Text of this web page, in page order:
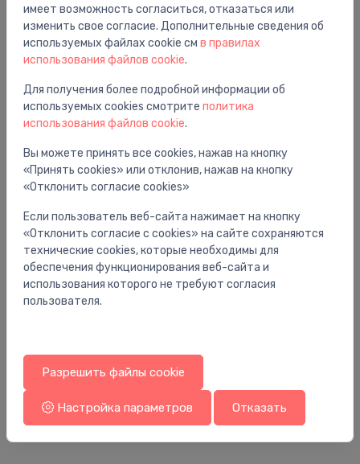
adapters kapara caurulei 15mm, 3/4`, hroms
Вам также может понравиться
Аксессуары для радиаторных клапанов
TWA-Q termo aktuators NC, 230V, AB-QM
pievienojums
42.96 €
имеет возможность согласиться, отказаться или
изменить свое согласие. Дополнительные сведения об
используемых файлах cookie см в правилах
использования файлов cookie.
Для получения более подробной информации об
используемых cookies смотрите политика
использования файлов cookie.
Вы можете принять все cookies, нажав на кнопку
«Принять cookies» или отклонив, нажав на кнопку
«Отклонить согласие cookies»
Если пользователь веб-сайта нажимает на кнопку
«Отклонить согласие с cookies» на сайте сохраняются
технические cookies, которые необходимы для
обеспечения функционирования веб-сайта и
использования которого не требуют согласия
пользователя.
Разрешить файлы cookie
Настройка параметров Отказать